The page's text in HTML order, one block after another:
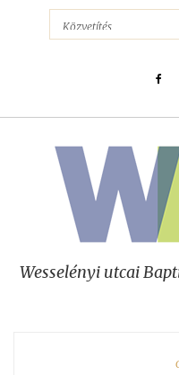
Wesselényi utcai